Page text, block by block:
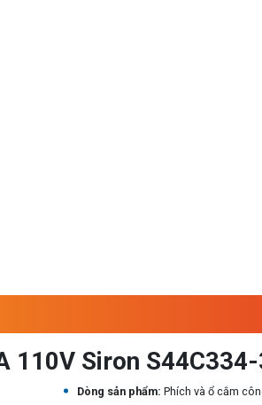
110V Siron
Dòng sản phẩm: Phích và ổ cắm